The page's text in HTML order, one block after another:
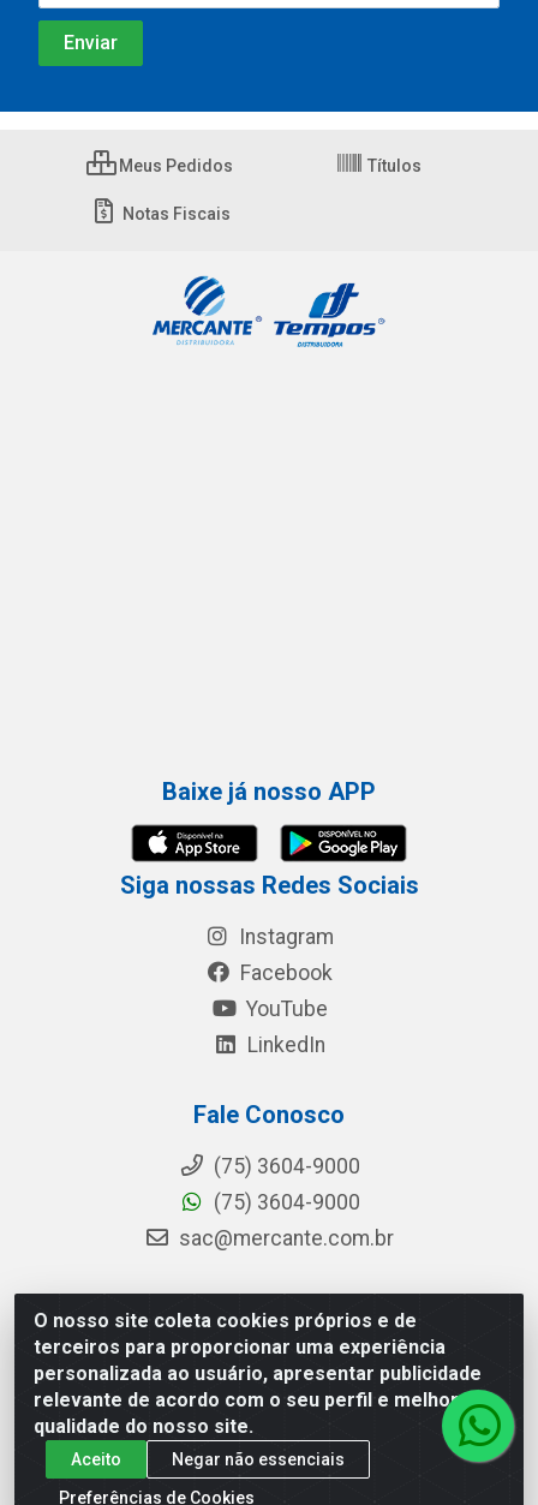
O nosso site coleta cookies próprios e de
terceiros para proporcionar uma experiência
personalizada ao usuário, apresentar publicidade
relevante de acordo com o seu perfil e melhorar a
qualidade do nosso site.
Aceito
Negar não essenciais
Preferências de Cookies
Meus Pedidos Títulos
Notas Fiscais
Baixe já nosso APP
Siga nossas Redes Sociais
Instagram
Facebook
YouTube
LinkedIn
Fale Conosco
(75) 3604-9000
(75) 3604-9000
sac@mercante.com.br
Mercante Distribuidora - Rua Mercante, 699 - Aviário,
Feira de Santana/BA - CEP 44.096-218 - CNPJ
96.755.848/0001-08